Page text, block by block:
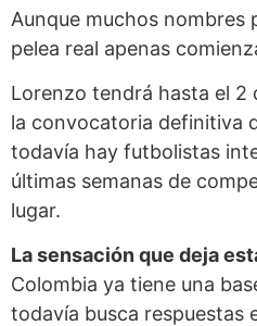
Aunque muchos nombres
pelea real apenas
Lorenzo tendrá hasta el 2
la convocatoria definitiva
todavía hay futbolistas
últimas semanas de
lugar.
La sensación que deja
Colombia ya tiene una
todavía busca respuestas